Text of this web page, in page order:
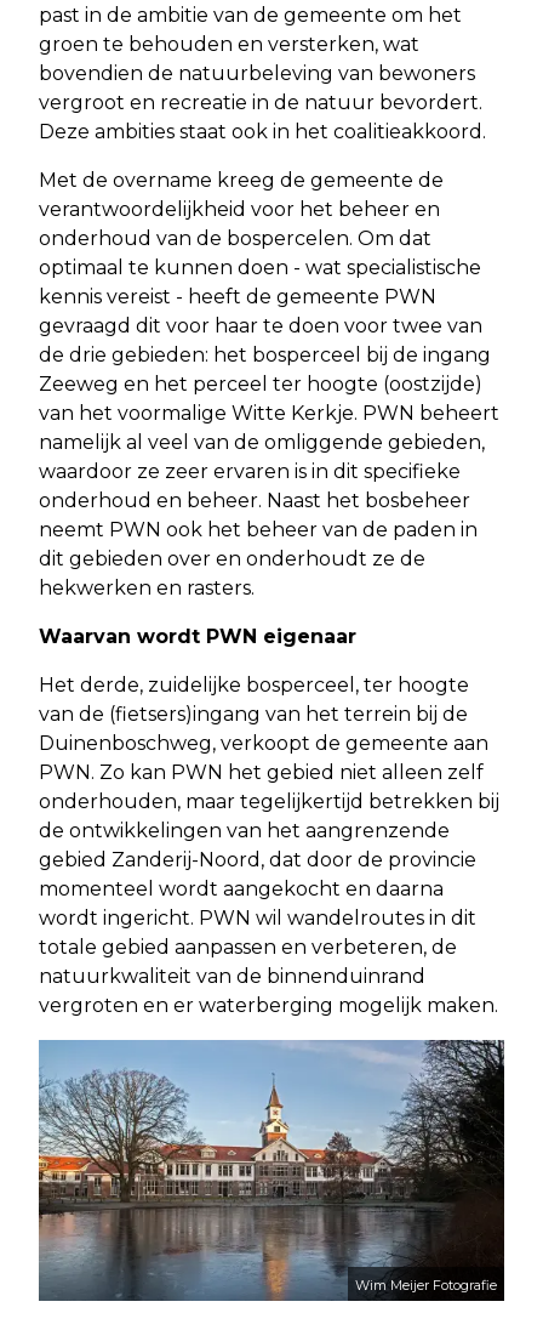
past in de ambitie van de gemeente om het
groen te behouden en versterken, wat
bovendien de natuurbeleving van bewoners
vergroot en recreatie in de natuur bevordert.
Deze ambities staat ook in het coalitieakkoord.
Met de overname kreeg de gemeente de
verantwoordelijkheid voor het beheer en
onderhoud van de bospercelen. Om dat
optimaal te kunnen doen - wat specialistische
kennis vereist - heeft de gemeente PWN
gevraagd dit voor haar te doen voor twee van
de drie gebieden: het bosperceel bij de ingang
Zeeweg en het perceel ter hoogte (oostzijde)
van het voormalige Witte Kerkje. PWN beheert
namelijk al veel van de omliggende gebieden,
waardoor ze zeer ervaren is in dit specifieke
onderhoud en beheer. Naast het bosbeheer
neemt PWN ook het beheer van de paden in
dit gebieden over en onderhoudt ze de
hekwerken en rasters.
Waarvan wordt PWN eigenaar
Het derde, zuidelijke bosperceel, ter hoogte
van de (fietsers)ingang van het terrein bij de
Duinenboschweg, verkoopt de gemeente aan
PWN. Zo kan PWN het gebied niet alleen zelf
onderhouden, maar tegelijkertijd betrekken bij
de ontwikkelingen van het aangrenzende
gebied Zanderij-Noord, dat door de provincie
momenteel wordt aangekocht en daarna
wordt ingericht. PWN wil wandelroutes in dit
totale gebied aanpassen en verbeteren, de
natuurkwaliteit van de binnenduinrand
vergroten en er waterberging mogelijk maken.
Wim Meijer Fotografie